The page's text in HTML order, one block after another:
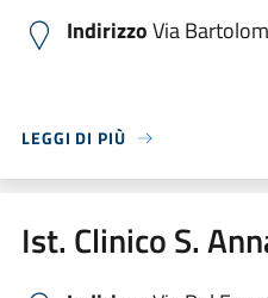
IndirizzoVia
LEGGI DI PIÙ
Ist. Clinico S.